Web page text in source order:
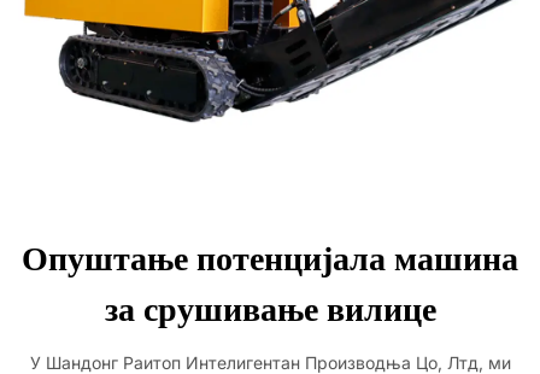
Опуштање потенцијала машина
за срушивање вилице
У Шандонг Раитоп Интелигентан Производња Цо, Лтд, ми